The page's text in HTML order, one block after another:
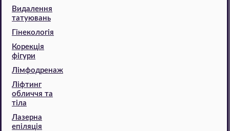
Видалення
татуювань
Гінекологія
Корекція
фігури
Лімфодренаж
Ліфтинг
обличчя та
тіла
Лазерна
епіляція